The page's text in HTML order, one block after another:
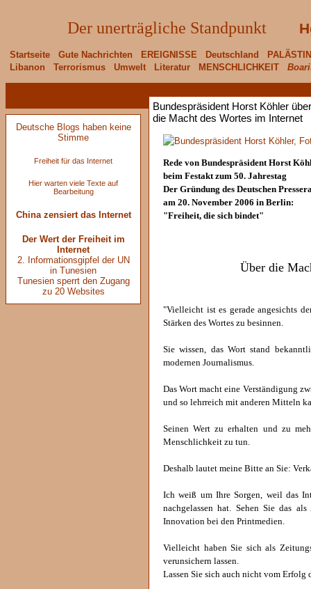
Der unerträgliche Standpunkt
Startseite Gute Nachrichten EREIGNISSE Deutschland
Libanon
Terrorismus Umwelt Literatur MENSCHLICHKEIT
Deutsche Blogs haben keine
Stimme
Freiheit für das Internet
Hier warten viele Texte auf
Bearbeitung
China zensiert das Internet
Der Wert der Freiheit im
Internet
2. Informationsgipfel der UN
in Tunesien
Tunesien sperrt den Zugang
zu 20 Websites
Bundespräsident Horst Köhler über
die Macht des Wortes im Internet
Rede von Bundespräsident Horst
beim Festakt zum 50. Jahrestag
Der Gründung des Deutschen
am 20. November 2006 in Berlin:
"Freiheit, die sich bindet"
Über die
"Vielleicht ist es gerade angesichts
Stärken des Wortes zu besinnen.
Sie wissen, das Wort stand
modernen Journalismus.
Das Wort macht eine Verständigung
und so lehrreich mit anderen Mitteln
Seinen Wert zu erhalten und zu
Menschlichkeit zu tun.
Deshalb lautet meine Bitte an Sie:
Ich weiß um Ihre Sorgen, weil das
nachgelassen hat. Sehen Sie das
Innovation bei den Printmedien.
Vielleicht haben Sie sich als
verunsichern lassen.
Lassen Sie sich auch nicht vom Erfolg